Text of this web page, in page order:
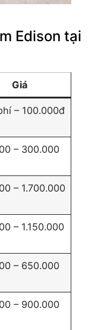
Edison tại
Giá
– 100.000đ
– 300.000
– 1.700.000
– 1.150.000
– 650.000
– 900.000